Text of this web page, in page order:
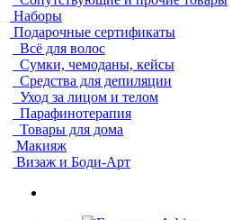
Наборы
Подарочные сертификаты
Всё для волос
Сумки, чемоданы, кейсы
Средства для депиляции
Уход за лицом и телом
Парафинотерапия
Товары для дома
Макияж
Визаж и Боди-Арт